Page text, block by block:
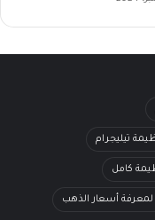
تيليجرام
كامل
لمعرفة أسعار الذهب